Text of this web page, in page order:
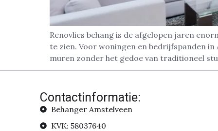
Renovlies behang is de afgelopen jaren
te zien. Voor woningen en bedrijfspanden
muren zonder het gedoe van traditioneel
Contactinformatie:
Behanger Amstelveen
KVK: 58037640